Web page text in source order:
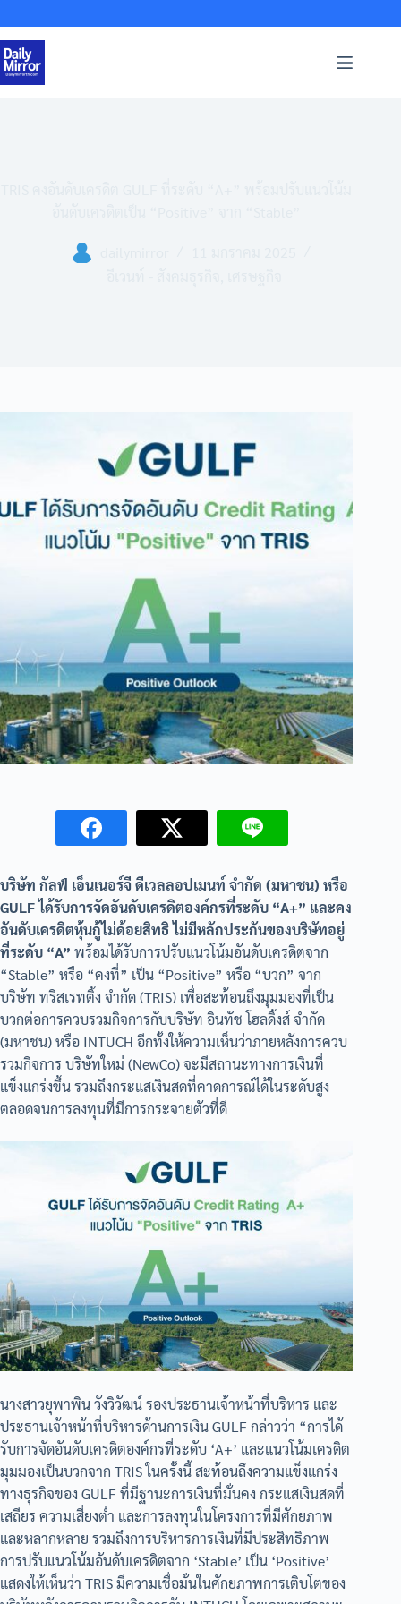
to
content
บริษัท กัลฟ์ เอ็นเนอร์จี ดีเวลลอปเมนท์ จำกัด (มหาชน) หรือ
GULF ได้รับการจัดอันดับเครดิตองค์กรที่ระดับ “A+” และคง
อันดับเครดิตหุ้นกู้ไม่ด้อยสิทธิ ไม่มีหลักประกันของบริษัทอยู่
ที่ระดับ “A” พร้อมได้รับการปรับแนวโน้มอันดับเครดิตจาก
“Stable” หรือ “คงที่” เป็น “Positive” หรือ “บวก” จาก
บริษัท ทริสเรทติ้ง จำกัด (TRIS) เพื่อสะท้อนถึงมุมมองที่เป็น
บวกต่อการควบรวมกิจการกับบริษัท อินทัช โฮลดิ้งส์ จำกัด
(มหาชน) หรือ INTUCH อีกทั้งให้ความเห็นว่าภายหลังการควบ
รวมกิจการ บริษัทใหม่ (NewCo) จะมีสถานะทางการเงินที่
แข็งแกร่งขึ้น รวมถึงกระแสเงินสดที่คาดการณ์ได้ในระดับสูง
ตลอดจนการลงทุนที่มีการกระจายตัวที่ดี
นางสาวยุพาพิน วังวิวัฒน์ รองประธานเจ้าหน้าที่บริหาร และ
ประธานเจ้าหน้าที่บริหารด้านการเงิน GULF กล่าวว่า “การได้
รับการจัดอันดับเครดิตองค์กรที่ระดับ ‘A+’ และแนวโน้มเครดิต
มุมมองเป็นบวกจาก TRIS ในครั้งนี้ สะท้อนถึงความแข็งแกร่ง
ทางธุรกิจของ GULF ที่มีฐานะการเงินที่มั่นคง กระแสเงินสดที่
เสถียร ความเสี่ยงต่ำ และการลงทุนในโครงการที่มีศักยภาพ
และหลากหลาย รวมถึงการบริหารการเงินที่มีประสิทธิภาพ
การปรับแนวโน้มอันดับเครดิตจาก ‘Stable’ เป็น ‘Positive’
แสดงให้เห็นว่า TRIS มีความเชื่อมั่นในศักยภาพการเติบโตของ